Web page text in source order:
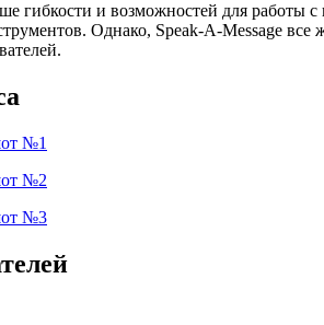
гибкости и возможностей для работы
Однако, Speak-A-Message